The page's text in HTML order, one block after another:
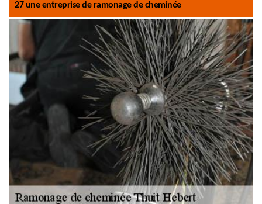
27 une entreprise de ramonage de cheminée